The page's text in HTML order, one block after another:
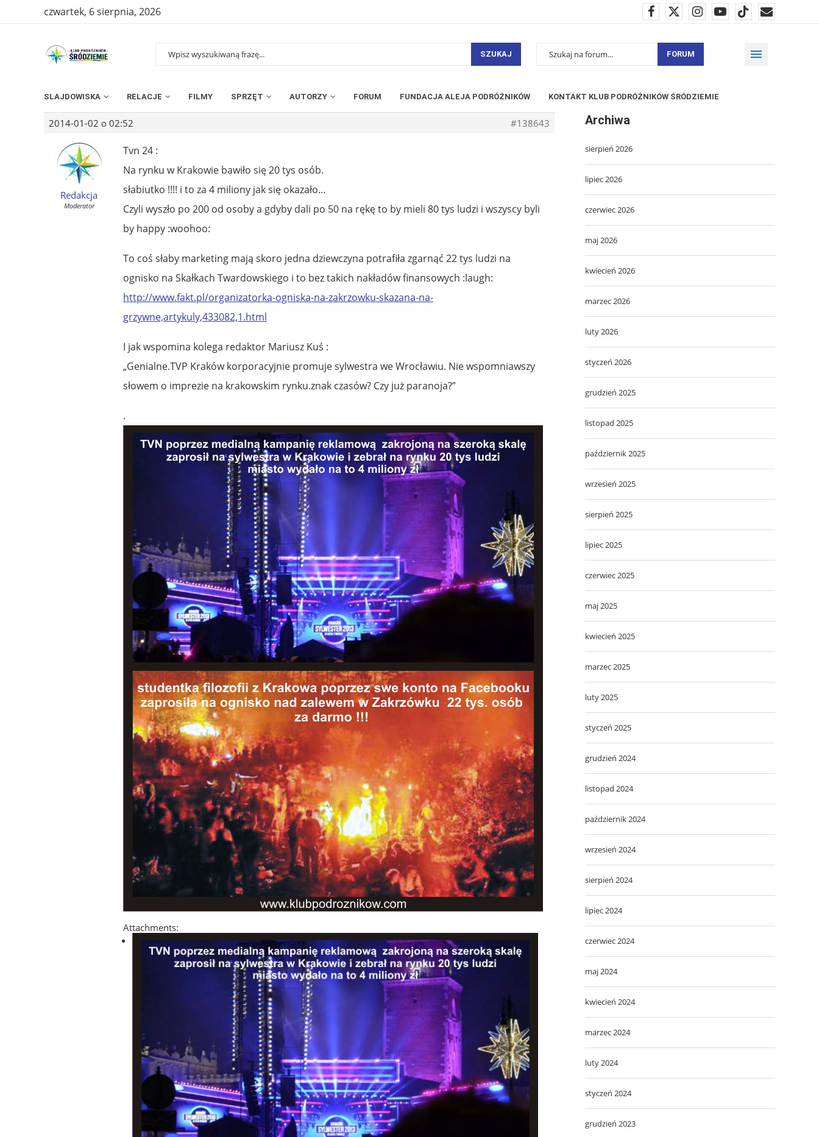
czwartek, 6 sierpnia, 2026
SZUKAJ FORUM
SLAJDOWISKA RELACJE FILMY SPRZĘT AUTORZY FORUM FUNDACJA ALEJA PODRÓŻNIKÓW KONTAKT KLUB PODRÓŻNIKÓW ŚRÓDZIEMIE
2014-01-02 o 02:52 #138643
Redakcja
Moderator
Tvn 24 :
Na rynku w Krakowie bawiło się 20 tys osób.
słabiutko !!!! i to za 4 miliony jak się okazało…
Czyli wyszło po 200 od osoby a gdyby dali po 50 na rękę to by mieli 80 tys ludzi i wszyscy byli
by happy :woohoo:
To coś słaby marketing mają skoro jedna dziewczyna potrafiła zgarnąć 22 tys ludzi na
ognisko na Skałkach Twardowskiego i to bez takich nakładów finansowych :laugh:
http://www.fakt.pl/organizatorka-ogniska-na-zakrzowku-skazana-na-
grzywne,artykuly,433082,1.html
I jak wspomina kolega redaktor Mariusz Kuś :
„Genialne.TVP Kraków korporacyjnie promuje sylwestra we Wrocławiu. Nie wspomniawszy
słowem o imprezie na krakowskim rynku.znak czasów? Czy już paranoja?”
.
Attachments:
Archiwa
sierpień 2026
lipiec 2026
czerwiec 2026
maj 2026
kwiecień 2026
marzec 2026
luty 2026
styczeń 2026
grudzień 2025
listopad 2025
październik 2025
wrzesień 2025
sierpień 2025
lipiec 2025
czerwiec 2025
maj 2025
kwiecień 2025
marzec 2025
luty 2025
styczeń 2025
grudzień 2024
listopad 2024
październik 2024
wrzesień 2024
sierpień 2024
lipiec 2024
czerwiec 2024
maj 2024
kwiecień 2024
marzec 2024
luty 2024
styczeń 2024
grudzień 2023